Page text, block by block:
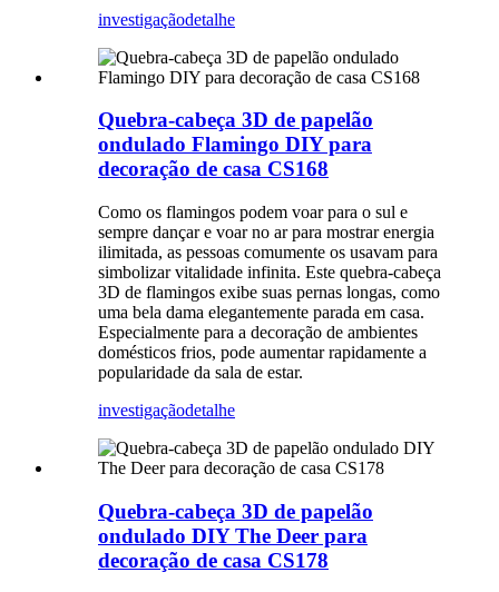
investigaçãodetalhe
Quebra-cabeça 3D de papelão
ondulado Flamingo DIY para
decoração de casa CS168
Como os flamingos podem voar para o sul e
sempre dançar e voar no ar para mostrar energia
ilimitada, as pessoas comumente os usavam para
simbolizar vitalidade infinita. Este quebra-cabeça
3D de flamingos exibe suas pernas longas, como
uma bela dama elegantemente parada em casa.
Especialmente para a decoração de ambientes
domésticos frios, pode aumentar rapidamente a
popularidade da sala de estar.
investigaçãodetalhe
Quebra-cabeça 3D de papelão
ondulado DIY The Deer para
decoração de casa CS178